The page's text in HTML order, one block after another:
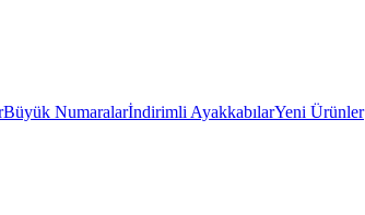
Büyük Numaralarİndirimli AyakkabılarYeni Ürünler